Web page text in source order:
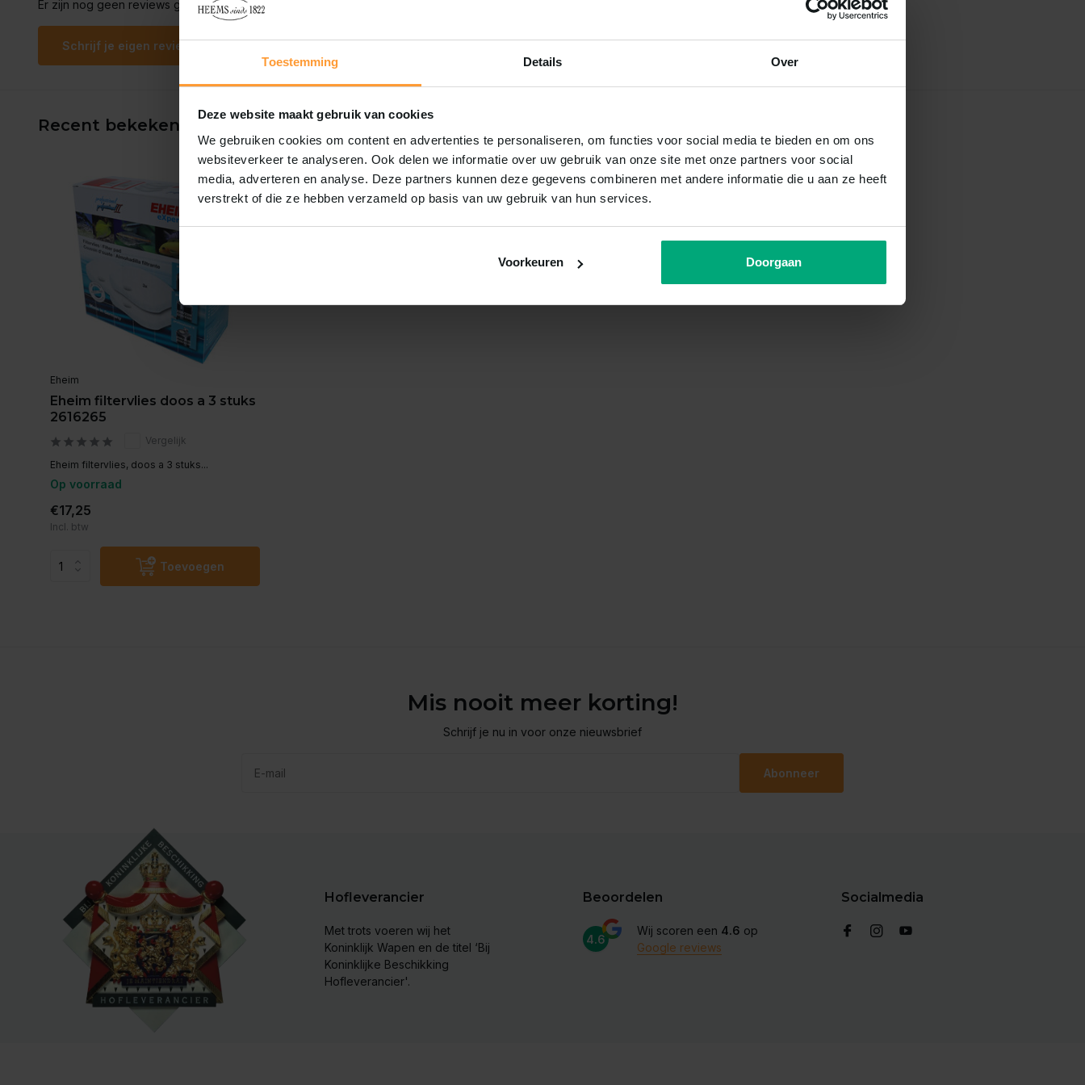
Toestemming Details Over
Deze website maakt gebruik van cookies
We gebruiken cookies om content en advertenties te personaliseren, om functies voor social media te bieden en om ons
websiteverkeer te analyseren. Ook delen we informatie over uw gebruik van onze site met onze partners voor social
media, adverteren en analyse. Deze partners kunnen deze gegevens combineren met andere informatie die u aan ze heeft
verstrekt of die ze hebben verzameld op basis van uw gebruik van hun services.
Voorkeuren Doorgaan
Er zijn nog geen reviews geschreven over dit product..
Schrijf je eigen review
Recent bekeken
Eheim
Eheim filtervlies doos a 3 stuks
2616265
Vergelijk
Eheim filtervlies, doos a 3 stuks...
Op voorraad
€17,25
Incl. btw
Toevoegen
Mis nooit meer korting!
Schrijf je nu in voor onze nieuwsbrief
Abonneer
Hofleverancier
Met trots voeren wij het
Koninklijk Wapen en de titel ‘Bij
Koninklijke Beschikking
Hofleverancier'.
Beoordelen
4.6
Wij scoren een 4.6 op
Google reviews
Socialmedia